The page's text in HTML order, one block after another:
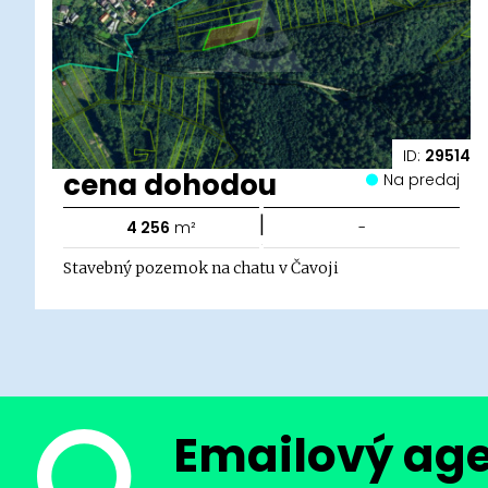
ID: 29514
cena dohodou Na predaj
4 256 m² | -
Stavebný pozemok na chatu v Čavoji
Emailový